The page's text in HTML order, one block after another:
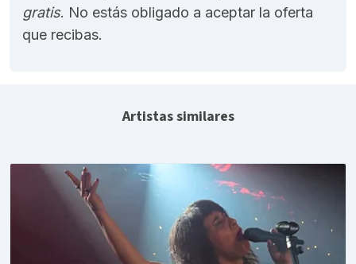
gratis. No estás obligado a aceptar la oferta
que recibas.
Artistas similares